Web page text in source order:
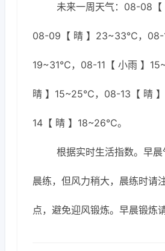
未来一周天气：08-08
08-09【 晴 】23~33℃，08-
19~31℃，08-11【 小雨 】
晴 】15~25℃，08-13【 晴
14【 晴 】18~26℃。
根据实时生活指数。早
晨练，但风力稍大，晨练时请
点，避免迎风锻炼。早晨锻炼